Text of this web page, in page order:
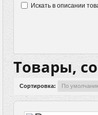
Искать в описании
Товары,
Сортировка: